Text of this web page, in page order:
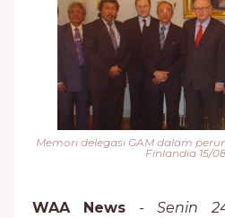
Memori delegasi GAM dalam
Finlandia 15/
WAA News - Senin 24/